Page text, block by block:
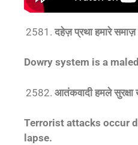
दहेज़ प्रथा हमारे
Dowry system is a
आतंकवादी हमले सुरक्षा
Terrorist attacks occur
lapse.